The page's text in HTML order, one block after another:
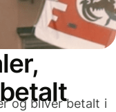
og bliver betalt i